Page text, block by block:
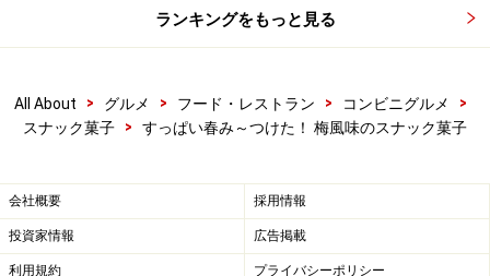
ランキングをもっと見る
All About > グルメ > フード・レストラン > コンビニグルメ
>
スナック菓子
> すっぱい春み～つけた！ 梅風味のスナック菓子
会社概要 採用情報
投資家情報 広告掲載
利用規約 プライバシーポリシー